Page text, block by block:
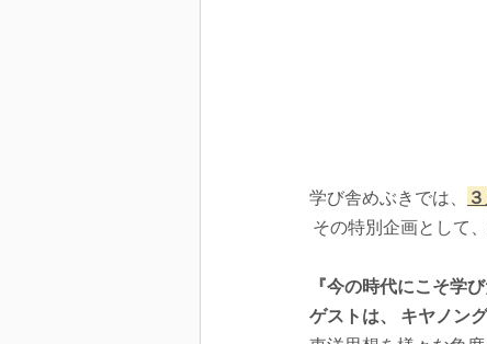
学び舎めぶきでは、
その特別企画として
『今の時代にこそ学
ゲストは、 キヤノン